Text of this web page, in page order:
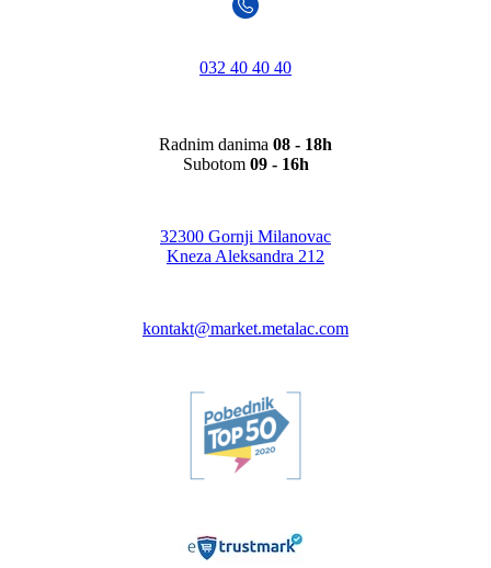
032 40 40 40
Radnim danima 08 - 18h
Subotom 09 - 16h
32300 Gornji Milanovac
Kneza Aleksandra 212
kontakt@market.metalac.com